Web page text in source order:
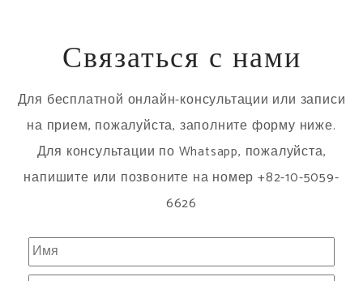
Связаться с нами
Для бесплатной онлайн-консультации или записи
на прием, пожалуйста, заполните форму ниже.
Для консультации по Whatsapp, пожалуйста,
напишите или позвоните на номер +82-10-5059-
6626